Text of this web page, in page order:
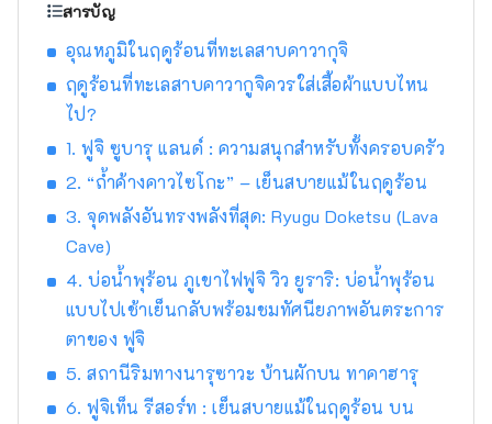
Shojiko), ทะเลสาบไซโกะ (Lake Saiko),
ทะเลสาบคาวากุจิโกะ (Lake Kawaguchiko) และ
มรดกโลกทางวัฒนธรรมของยูเนสโก “ภูเขาไฟ
ฟูจิ – สถานที่ศักดิ์สิทธิ์และแหล่งแรงบันดาลใจ
ทางศิลปะ” ประกอบด้วยทรัพย์สินทางวัฒนธรรม
หลายแห่ง เช่น ศาลเจ้าคิตะกุจิฮงกุ ฟูจิเซ็นเก็น,
ศาลเจ้าคาวากุจิอาซามะ, ศาลเจ้าฟูจิโอมุโระเซ็น
ทางธรรมชาติ บริเวณเชิงภูเขาไฟฟูจิซึ่งเป็นแหล่ง
ท่องเที่ยวยอดนิยม มีสถานที่น่าสนใจให้เที่ยวชม
ตลอดทั้ง 4 ฤดูกาล ฤดูใบไม้ผลิสามารถชมวิว
ภูเขาไฟฟูจิ ดอกซากุระ และเจดีย์ชูเรโตะ ณ สวน
อาราคุระยามะเซ็นเก็น ฤดูร้อนสามารถ
เพลิดเพลินกับเทศกาลสมุนไพรคาวากุจิโกะที่สวน
สารบัญ
อุณหภูมิในฤดูร้อนที่ทะเลสาบคาวากุจิ
ฤดูร้อนที่ทะเลสาบคาวากูจิควรใส่เสื้อผ้าแบบไหน
ไป?
1. ฟูจิ ซูบารุ แลนด์ : ความสนุกสำหรับทั้งครอบครัว
2. “ถ้ำค้างคาวไซโกะ” – เย็นสบายแม้ในฤดูร้อน
3. จุดพลังอันทรงพลังที่สุด: Ryugu Doketsu (Lava
Cave)
4. บ่อน้ำพุร้อน ภูเขาไฟฟูจิ วิว ยูราริ: บ่อน้ำพุร้อน
แบบไปเช้าเย็นกลับพร้อมชมทัศนียภาพอันตระการ
ตาของ ฟูจิ
5. สถานีริมทางนารุซาวะ บ้านผักบน ทาคาฮารุ
6. ฟูจิเท็น รีสอร์ท : เย็นสบายแม้ในฤดูร้อน บน